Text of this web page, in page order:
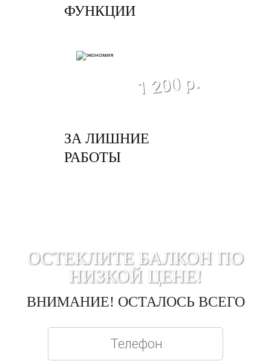
ФУНКЦИИ
1 200 р.
ЗА ЛИШНИЕ
РАБОТЫ
ОСТЕКЛИТЕ БАЛКОН ПО
НИЗКОЙ ЦЕНЕ!
ВНИМАНИЕ! ОСТАЛОСЬ ВСЕГО